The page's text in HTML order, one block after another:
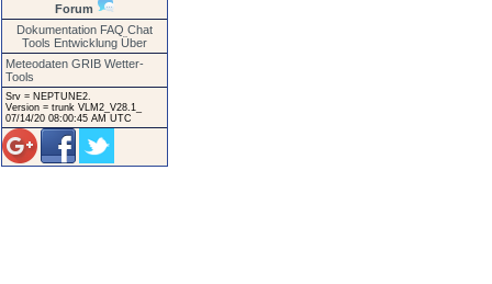
Forum
Dokumentation FAQ Chat
Tools Entwicklung Über
Meteodaten GRIB Wetter-
Tools
Srv = NEPTUNE2.
Version = trunk VLM2_V28.1_
07/14/20 08:00:45 AM UTC